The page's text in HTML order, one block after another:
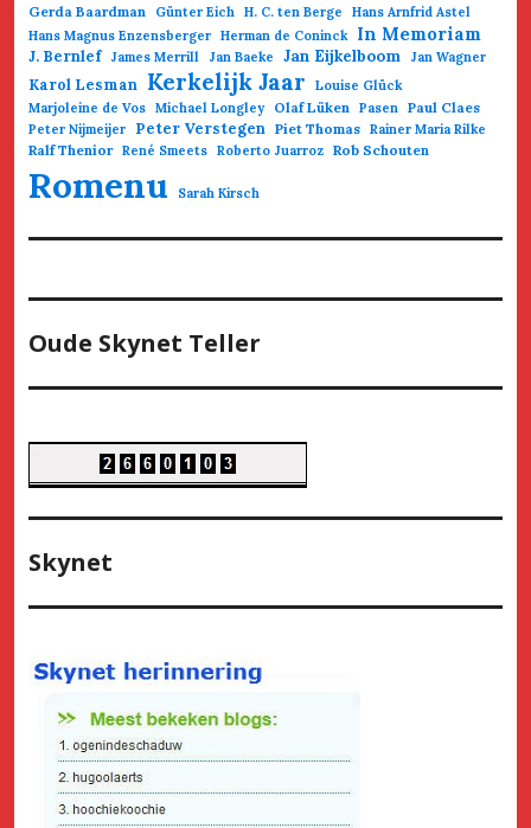
Gerda Baardman
Günter Eich H. C. ten Berge
Hans Arnfrid Astel
Hans Magnus Enzensberger Herman de Coninck In Memoriam
J. Bernlef James Merrill Jan Baeke Jan Eijkelboom Jan Wagner
Karol Lesman Kerkelijk Jaar
Louise Glück
Marjoleine de Vos Michael Longley Olaf Lüken Pasen Paul Claes
Peter Nijmeijer Peter Verstegen Piet Thomas Rainer Maria Rilke
Ralf Thenior René Smeets Roberto Juarroz Rob Schouten
Romenu Sarah Kirsch
Oude Skynet Teller
Skynet